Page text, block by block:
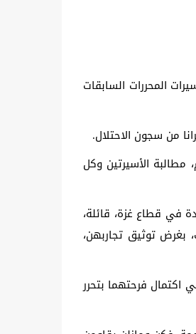
المحررات السابقات
من سجون الاحتلال.
الأسيرتين وكل
في قطاع غزة، قائلة،
بغرض توثيق تجاربهن،
اكتمال فرحتهما بتحرر